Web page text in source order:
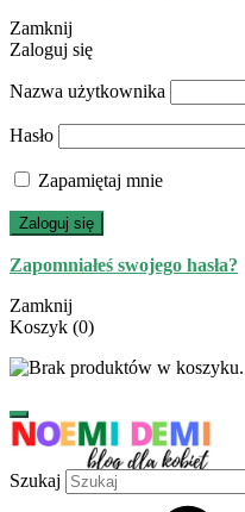
Zamknij
Zaloguj się
Nazwa użytkownika
Hasło
Zapamiętaj mnie
Zaloguj się
Zapomniałeś swojego hasła?
Zamknij
Koszyk (0)
Szukaj